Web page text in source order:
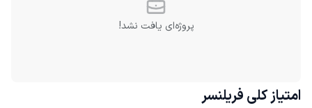
پروژه‌ای یافت نشد!
امتیاز کلی فریلنسر